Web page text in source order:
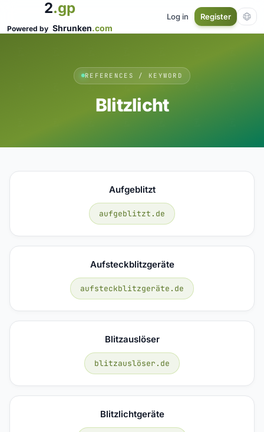
2.gp
Powered by Shrunken.com
Log in Register
REFERENCES / KEYWORD
Blitzlicht
Aufgeblitzt
aufgeblitzt.de
Aufsteckblitzgeräte
aufsteckblitzgeräte.de
Blitzauslöser
blitzauslöser.de
Blitzlichtgeräte